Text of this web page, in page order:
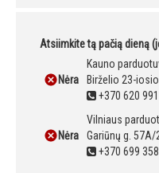
Atsiimkite tą pačią dieną
Nėra
Kauno
Birželio 23-
+370 620
Nėra
Vilniaus
Gariūnų g.
+370 699